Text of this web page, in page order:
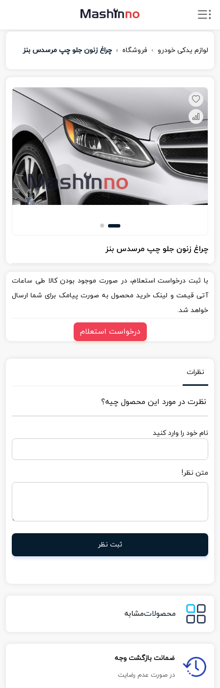
لوازم یدکی خودرو فروشگاه چراغ زنون جلو چپ مرسدس بنز
چراغ زنون جلو چپ مرسدس بنز
با ثبت درخواست استعلام، در صورت موجود بودن کالا طی ساعات
آتی قیمت و لینک خرید محصول به صورت پیامک برای شما ارسال
خواهد شد.
درخواست استعلام
نظرات
نظرت در مورد این محصول چیه؟
نام خود را وارد کنید
متن نظر!
ثبت نظر
محصولاتمشابه
ضمانت بازگشت وجه
در صورت عدم رضایت